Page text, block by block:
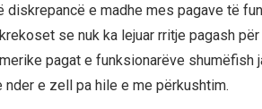
diskrepancë e madhe mes pagave të
se nuk ka lejuar rritje pagash
pagat e funksionarëve shumëfish
e zell pa hile e me përkushtim.